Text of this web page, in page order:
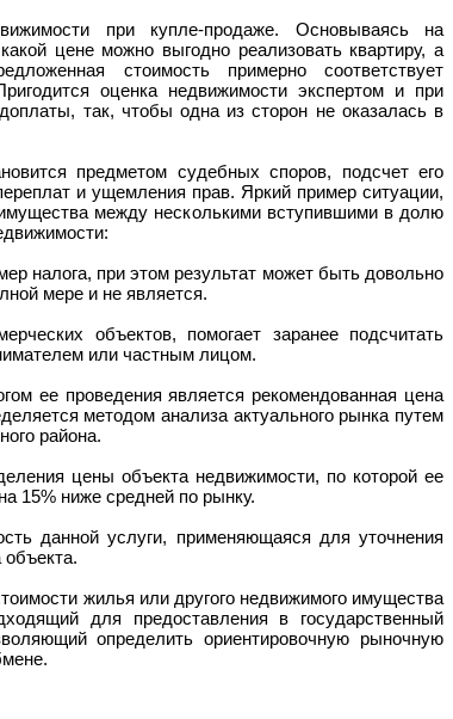
при купле-продаже. Основываясь на
цене можно выгодно реализовать квартиру, а
стоимость примерно соответствует
оценка недвижимости экспертом и при
так, чтобы одна из сторон не оказалась в
предметом судебных споров, подсчет его
и ущемления прав. Яркий пример ситуации,
между несколькими вступившими в долю
налога, при этом результат может быть довольно
мере и не является.
объектов, помогает заранее подсчитать
или частным лицом.
ее проведения является рекомендованная цена
методом анализа актуального рынка путем
района.
цены объекта недвижимости, по которой ее
15% ниже средней по рынку.
данной услуги, применяющаяся для уточнения
жилья или другого недвижимого имущества
для предоставления в государственный
определить ориентировочную рыночную